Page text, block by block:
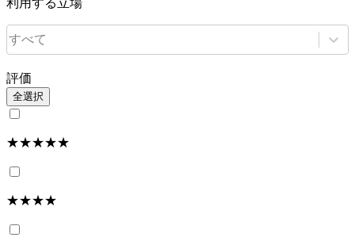
利用する立場
すべて
評価
全選択
★★★★★
★★★★